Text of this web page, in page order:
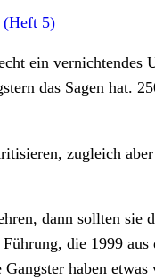
(Heft 5)
ein
das Sagen hat.
zugleich
dann sollten
die 1999
haben